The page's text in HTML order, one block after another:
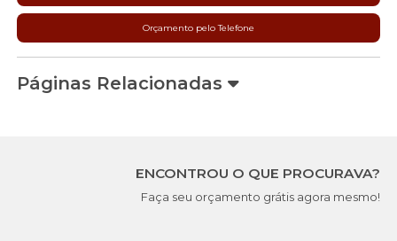
Orçamento pelo Telefone
Páginas Relacionadas
ENCONTROU O QUE PROCURAVA?
Faça seu orçamento grátis agora mesmo!